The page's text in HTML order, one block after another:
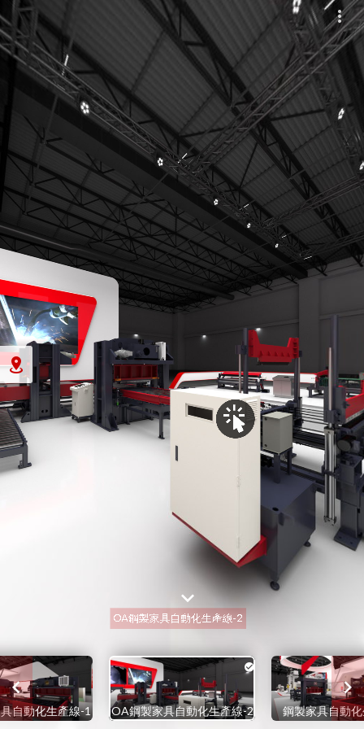
自動化生產線-1 OA鋼製家具自動化生產線-2 鋼製家具自動